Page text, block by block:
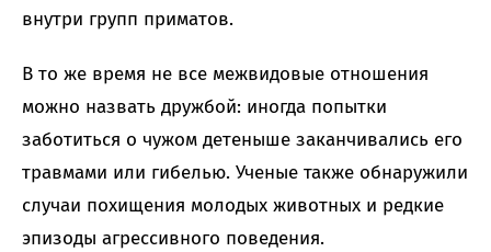
внутри групп приматов.
В то же время не все межвидовые отношения
можно назвать дружбой: иногда попытки
заботиться о чужом детеныше заканчивались его
травмами или гибелью. Ученые также обнаружили
случаи похищения молодых животных и редкие
эпизоды агрессивного поведения.